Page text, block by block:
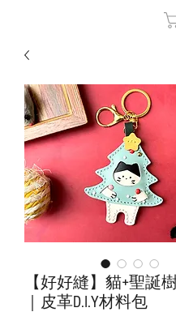
【好好縫】貓+聖誕
｜皮革D.I.Y材料包